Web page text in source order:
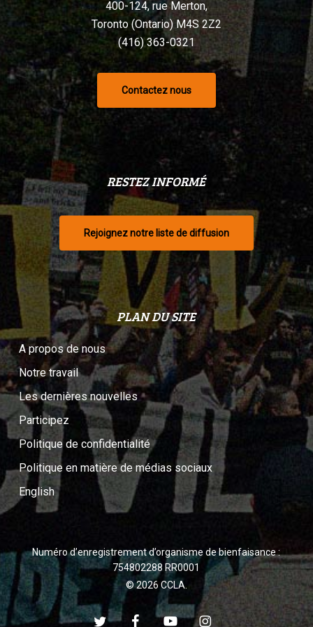
400-124, rue Merton,
Toronto (Ontario) M4S 2Z2
(416) 363-0321
Contactez nous
RESTEZ INFORMÉ
Rejoignez notre liste de diffusion
PLAN DU SITE
A propos de nous
Notre travail
Les dernières nouvelles
Participez
Politique de confidentialité
Politique en matière de médias sociaux
English
Numéro d’enregistrement d’organisme de bienfaisance :
754802288 RR0001
© 2026 CCLA.
twitter facebookyoutubeinstagram